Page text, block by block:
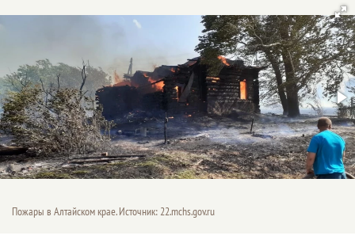
Пожары в Алтайском крае. Источник: 22.mchs.gov.ru